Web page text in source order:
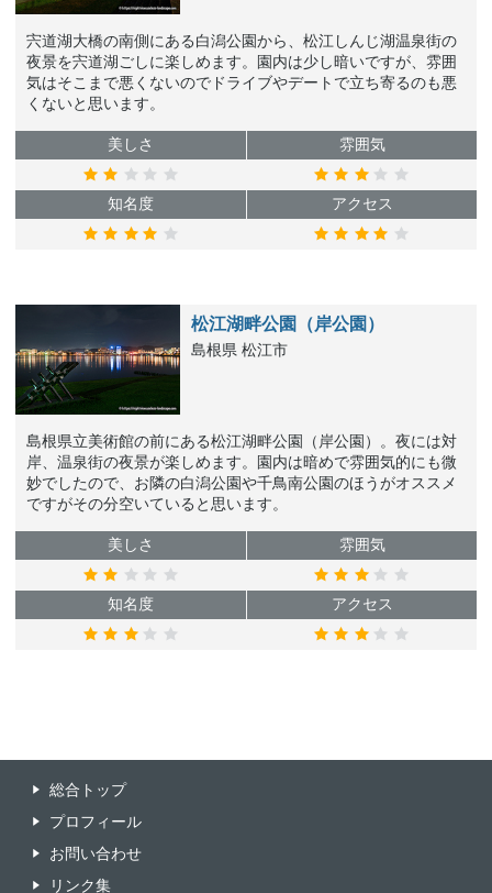
宍道湖大橋の南側にある白潟公園から、松江しんじ湖温泉街の
夜景を宍道湖ごしに楽しめます。園内は少し暗いですが、雰囲
気はそこまで悪くないのでドライブやデートで立ち寄るのも悪
くないと思います。
美しさ 雰囲気
知名度 アクセス
松江湖畔公園（岸公園）
島根県 松江市
島根県立美術館の前にある松江湖畔公園（岸公園）。夜には対
岸、温泉街の夜景が楽しめます。園内は暗めで雰囲気的にも微
妙でしたので、お隣の白潟公園や千鳥南公園のほうがオススメ
ですがその分空いていると思います。
美しさ 雰囲気
知名度 アクセス
総合トップ
プロフィール
お問い合わせ
リンク集